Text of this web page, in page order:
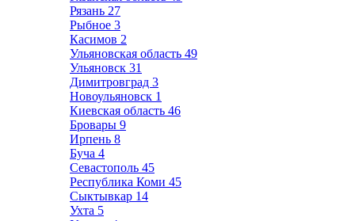
Рязань 27
Рыбное 3
Касимов 2
Ульяновская область 49
Ульяновск 31
Димитровград 3
Новоульяновск 1
Киевская область 46
Бровары 9
Ирпень 8
Буча 4
Севастополь 45
Республика Коми 45
Сыктывкар 14
Ухта 5